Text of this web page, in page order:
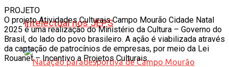
intelectual nos JEPS
PROJETO
O projeto Atividades Culturais Campo Mourão Cidade Natal
2025 é uma realização do Ministério da Cultura – Governo do
Brasil, do lado do povo brasileiro. A ação é viabilizada através
da captação de patrocínios de empresas, por meio da Lei
Rouanet – Incentivo a Projetos Culturais.